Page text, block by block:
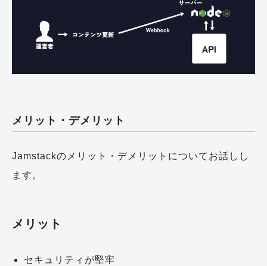
メリット・デメリット
Jamstackのメリット・デメリットについてお話しし
ます。
メリット
セキュリティが堅牢